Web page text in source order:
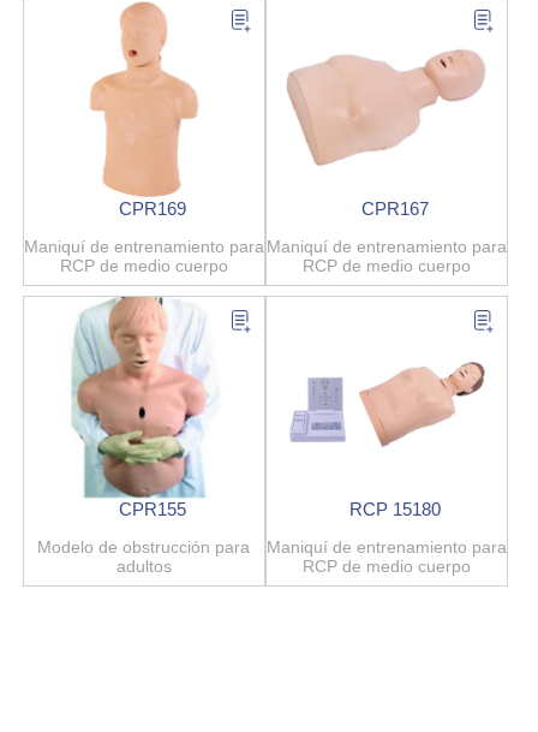
CPR169
Maniquí de entrenamiento para
RCP de medio cuerpo
CPR167
Maniquí de entrenamiento para
RCP de medio cuerpo
CPR155
Modelo de obstrucción para
adultos
RCP 15180
Maniquí de entrenamiento para
RCP de medio cuerpo